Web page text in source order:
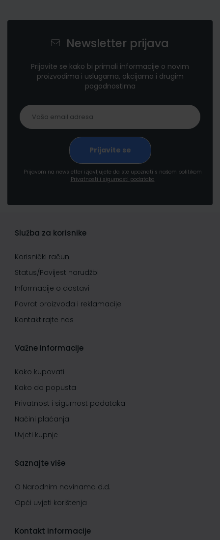
Newsletter prijava
Prijavite se kako bi primali informacije o novim
proizvodima i uslugama, akcijama i drugim
pogodnostima
Prijavom na newsletter izjavljujete da ste upoznati s našom politikom
Privatnosti i sigurnosti podataka
Služba za korisnike
Korisnički račun
Status/Povijest narudžbi
Informacije o dostavi
Povrat proizvoda i reklamacije
Kontaktirajte nas
Važne informacije
Kako kupovati
Kako do popusta
Privatnost i sigurnost podataka
Načini plaćanja
Uvjeti kupnje
Saznajte više
O Narodnim novinama d.d.
Opći uvjeti korištenja
Kontakt informacije